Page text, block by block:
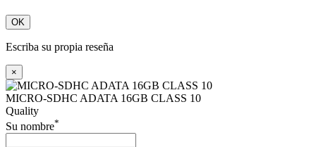
OK
Escriba su propia reseña
×
MICRO-SDHC ADATA 16GB CLASS 10
Quality
Su nombre*